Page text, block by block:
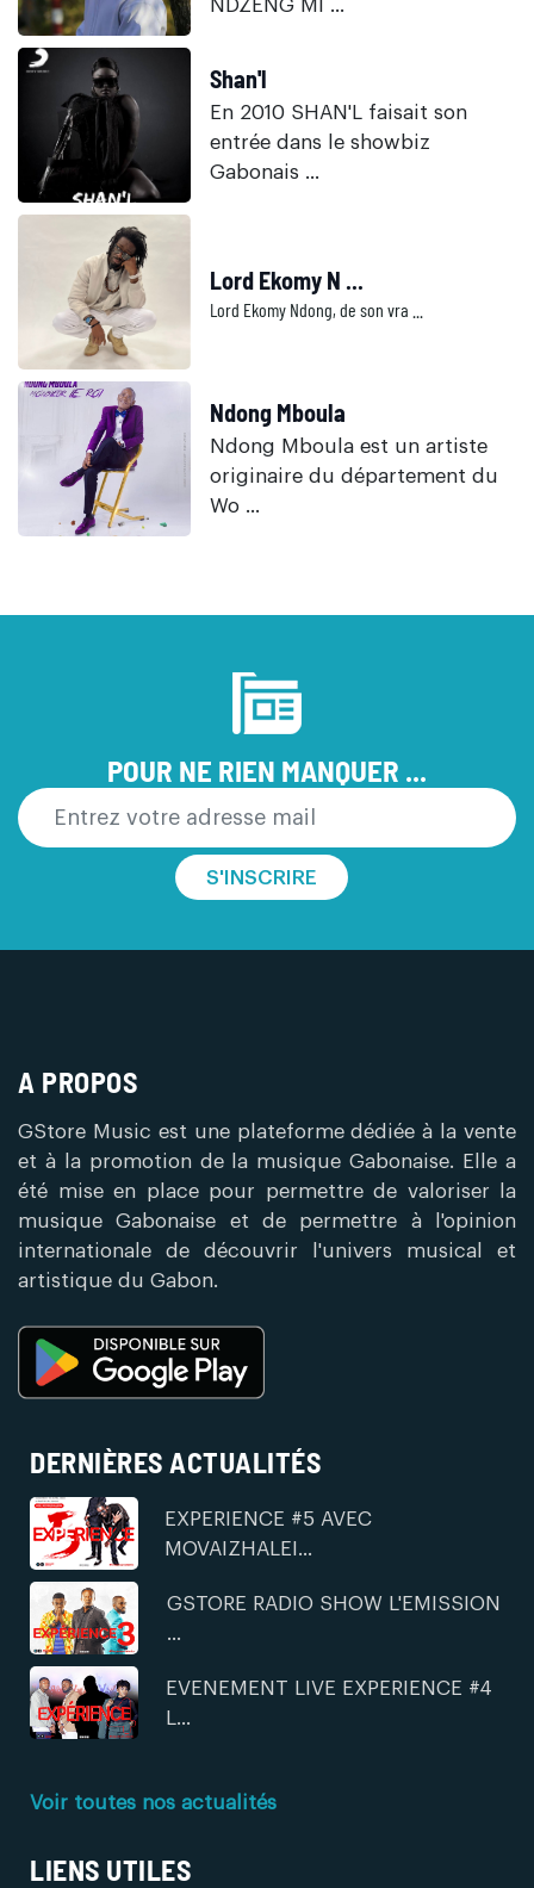
NDZENG MI ...
Shan'l
En 2010 SHAN'L faisait son
entrée dans le showbiz
Gabonais ...
Lord Ekomy N ...
Lord Ekomy Ndong, de son vra ...
Ndong Mboula
Ndong Mboula est un artiste
originaire du département du
Wo ...
POUR NE RIEN MANQUER ...
S'INSCRIRE
A PROPOS
GStore Music est une plateforme dédiée à la vente
et à la promotion de la musique Gabonaise. Elle a
été mise en place pour permettre de valoriser la
musique Gabonaise et de permettre à l'opinion
internationale de découvrir l'univers musical et
artistique du Gabon.
DERNIÈRES ACTUALITÉS
EXPERIENCE #5 AVEC
MOVAIZHALEI...
GSTORE RADIO SHOW L'EMISSION
...
EVENEMENT LIVE EXPERIENCE #4
L...
Voir toutes nos actualités
LIENS UTILES